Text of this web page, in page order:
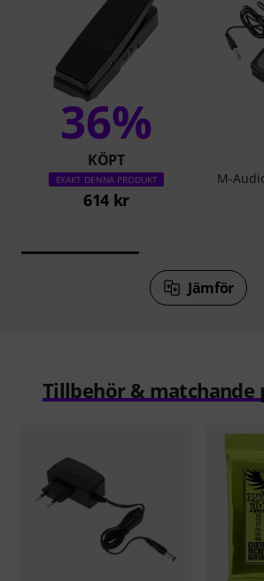
36%
KÖPT
EXAKT DENNA PRODUKT
614 kr
M-
Jämför
Tillbehör &